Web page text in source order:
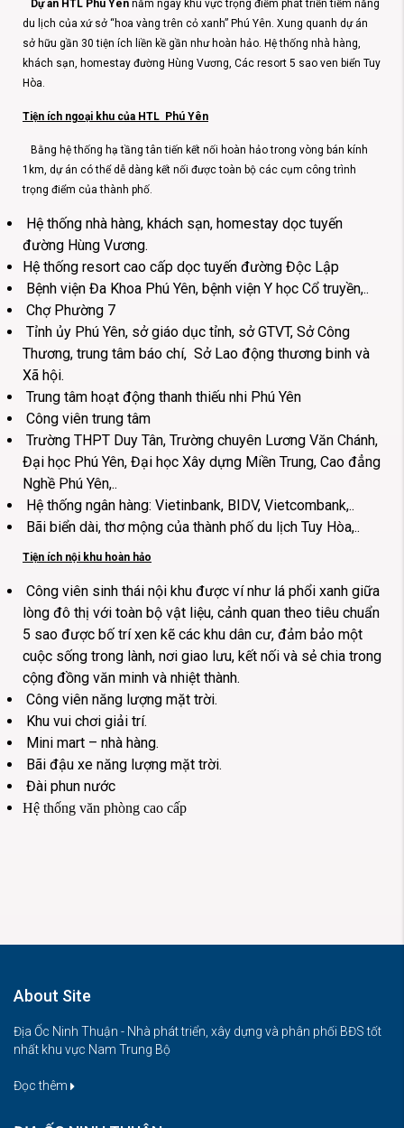
Dự án HTL Phú Yên nằm ngay khu vực trọng điểm phát triển tiềm năng
du lịch của xứ sở “hoa vàng trên cỏ xanh” Phú Yên. Xung quanh dự án
sở hữu gần 30 tiện ích liền kề gần như hoàn hảo. Hệ thống nhà hàng,
khách sạn, homestay đường Hùng Vương, Các resort 5 sao ven biển Tuy
Hòa.
Tiện ích ngoại khu của HTL Phú Yên
Bằng hệ thống hạ tầng tân tiến kết nối hoàn hảo trong vòng bán kính
1km, dự án có thể dễ dàng kết nối được toàn bộ các cụm công trình
trọng điểm của thành phố.
Hệ thống nhà hàng, khách sạn, homestay dọc tuyến
đường Hùng Vương.
Hệ thống resort cao cấp dọc tuyến đường Độc Lập
Bệnh viện Đa Khoa Phú Yên, bệnh viện Y học Cổ truyền,..
Chợ Phường 7
Tỉnh ủy Phú Yên, sở giáo dục tỉnh, sở GTVT, Sở Công
Thương, trung tâm báo chí, Sở Lao động thương binh và
Xã hội.
Trung tâm hoạt động thanh thiếu nhi Phú Yên
Công viên trung tâm
Trường THPT Duy Tân, Trường chuyên Lương Văn Chánh,
Đại học Phú Yên, Đại học Xây dựng Miền Trung, Cao đẳng
Nghề Phú Yên,..
Hệ thống ngân hàng: Vietinbank, BIDV, Vietcombank,..
Bãi biển dài, thơ mộng của thành phố du lịch Tuy Hòa,..
Tiện ích nội khu hoàn hảo
Công viên sinh thái nội khu được ví như lá phổi xanh giữa
lòng đô thị với toàn bộ vật liệu, cảnh quan theo tiêu chuẩn
5 sao được bố trí xen kẽ các khu dân cư, đảm bảo một
cuộc sống trong lành, nơi giao lưu, kết nối và sẻ chia trong
cộng đồng văn minh và nhiệt thành.
Công viên năng lượng mặt trời.
Khu vui chơi giải trí.
Mini mart – nhà hàng.
Bãi đậu xe năng lượng mặt trời.
Đài phun nước
Hệ thống văn phòng cao cấp
About Site
Địa Ốc Ninh Thuận - Nhà phát triển, xây dựng và phân phối BĐS tốt
nhất khu vực Nam Trung Bộ
Đọc thêm